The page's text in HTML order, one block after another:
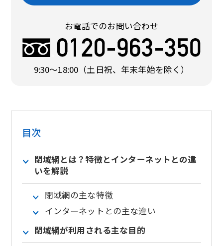
お電話でのお問い合わせ
9:30〜18:00 （土日祝、年末年始を除く）
目次
閉域網とは？特徴とインターネットとの違
いを解説
閉域網の主な特徴
インターネットとの主な違い
閉域網が利用される主な目的